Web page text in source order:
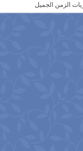
الزمن الجميل